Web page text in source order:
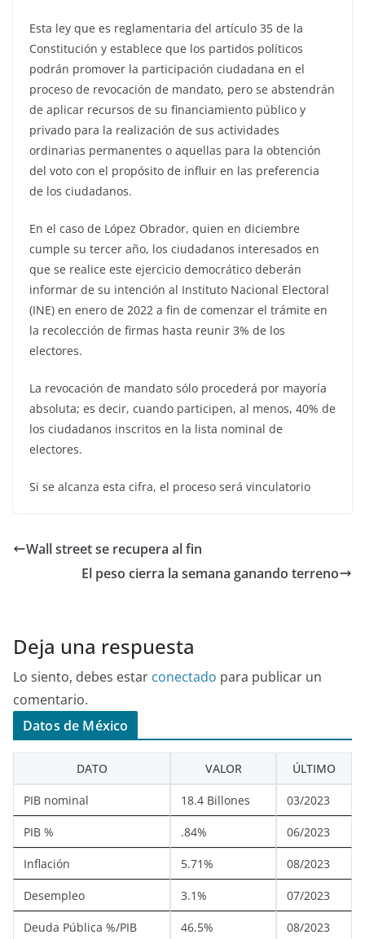
Esta ley que es reglamentaria del artículo 35 de la
Constitución y establece que los partidos políticos
podrán promover la participación ciudadana en el
proceso de revocación de mandato, pero se abstendrán
de aplicar recursos de su financiamiento público y
privado para la realización de sus actividades
ordinarias permanentes o aquellas para la obtención
del voto con el propósito de influir en las preferencia
de los ciudadanos.
En el caso de López Obrador, quien en diciembre
cumple su tercer año, los ciudadanos interesados en
que se realice este ejercicio democrático deberán
informar de su intención al Instituto Nacional Electoral
(INE) en enero de 2022 a fin de comenzar el trámite en
la recolección de firmas hasta reunir 3% de los
electores.
La revocación de mandato sólo procederá por mayoría
absoluta; es decir, cuando participen, al menos, 40% de
los ciudadanos inscritos en la lista nominal de
electores.
Si se alcanza esta cifra, el proceso será vinculatorio
Wall street se recupera al fin
El peso cierra la semana ganando terreno
Deja una respuesta
Lo siento, debes estar conectado para publicar un
comentario.
Datos de México
DATO VALOR ÚLTIMO
PIB nominal 18.4 Billones 03/2023
PIB % .84% 06/2023
Inflación 5.71% 08/2023
Desempleo 3.1% 07/2023
Deuda Pública %/PIB 46.5% 08/2023